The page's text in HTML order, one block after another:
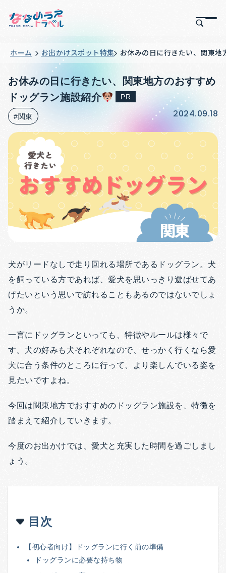
ホーム お出かけスポット特集 お休みの日に行きたい、関東
お休みの日に行きたい、関東地方のおすすめ
ドッグラン施設紹介
PR
#関東 2024.09.18
犬がリードなしで走り回れる場所であるドッグラン。犬
を飼っている方であれば、愛犬を思いっきり遊ばせてあ
げたいという思いで訪れることもあるのではないでしょ
うか。
一言にドッグランといっても、特徴やルールは様々で
す。犬の好みも犬それぞれなので、せっかく行くなら愛
犬に合う条件のところに行って、より楽しんでいる姿を
見たいですよね。
今回は関東地方でおすすめのドッグラン施設を、特徴を
踏まえて紹介していきます。
今度のお出かけでは、愛犬と充実した時間を過ごしまし
ょう。
目次
【初心者向け】ドッグランに行く前の準備
ドッグランに必要な持ち物